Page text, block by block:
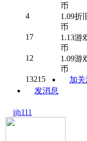
币
4
1.09折
币
17
1.13游
币
12
1.09游
币
13215
加关
发消息
jjh111